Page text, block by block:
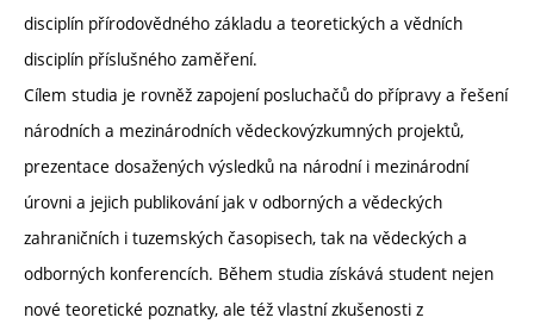
disciplín přírodovědného základu a teoretických a vědních
disciplín příslušného zaměření.
Cílem studia je rovněž zapojení posluchačů do přípravy a řešení
národních a mezinárodních vědeckovýzkumných projektů,
prezentace dosažených výsledků na národní i mezinárodní
úrovni a jejich publikování jak v odborných a vědeckých
zahraničních i tuzemských časopisech, tak na vědeckých a
odborných konferencích. Během studia získává student nejen
nové teoretické poznatky, ale též vlastní zkušenosti z